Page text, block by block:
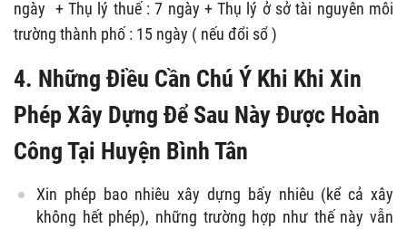
ngày + Thụ lý thuế : 7 ngày + Thụ lý ở sở tài nguyên môi
trường thành phố : 15 ngày ( nếu đổi sổ )
4. Những Điều Cần Chú Ý Khi Khi Xin
Phép Xây Dựng Để Sau Này Được Hoàn
Công Tại Huyện Bình Tân
Xin phép bao nhiêu xây dựng bấy nhiêu (kể cả xây
không hết phép), những trường hợp như thế này vẫn